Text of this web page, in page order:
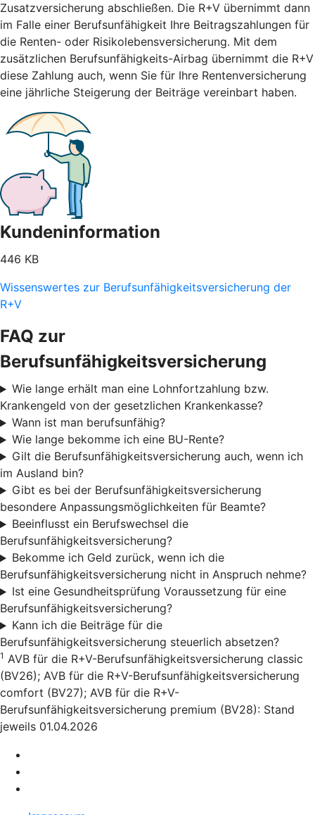
Zusatzversicherung abschließen. Die R+V übernimmt dann
im Falle einer Berufsunfähigkeit Ihre Beitragszahlungen für
die Renten- oder Risikolebensversicherung. Mit dem
zusätzlichen Berufsunfähigkeits-Airbag übernimmt die R+V
diese Zahlung auch, wenn Sie für Ihre Rentenversicherung
eine jährliche Steigerung der Beiträge vereinbart haben.
Kundeninformation
446 KB
Wissenswertes zur Berufsunfähigkeitsversicherung der
R+V
FAQ zur
Berufsunfähigkeitsversicherung
Wie lange erhält man eine Lohnfortzahlung bzw.
Krankengeld von der gesetzlichen Krankenkasse?
Wann ist man berufsunfähig?
Wie lange bekomme ich eine BU-Rente?
Gilt die Berufsunfähigkeitsversicherung auch, wenn ich
im Ausland bin?
Gibt es bei der Berufsunfähigkeitsversicherung
besondere Anpassungsmöglichkeiten für Beamte?
Beeinflusst ein Berufswechsel die
Berufsunfähigkeitsversicherung?
Bekomme ich Geld zurück, wenn ich die
Berufsunfähigkeitsversicherung nicht in Anspruch nehme?
Ist eine Gesundheitsprüfung Voraussetzung für eine
Berufsunfähigkeitsversicherung?
Kann ich die Beiträge für die
Berufsunfähigkeitsversicherung steuerlich absetzen?
1 AVB für die R+V-Berufsunfähigkeitsversicherung classic
(BV26); AVB für die R+V-Berufsunfähigkeitsversicherung
comfort (BV27); AVB für die R+V-
Berufsunfähigkeitsversicherung premium (BV28): Stand
jeweils 01.04.2026